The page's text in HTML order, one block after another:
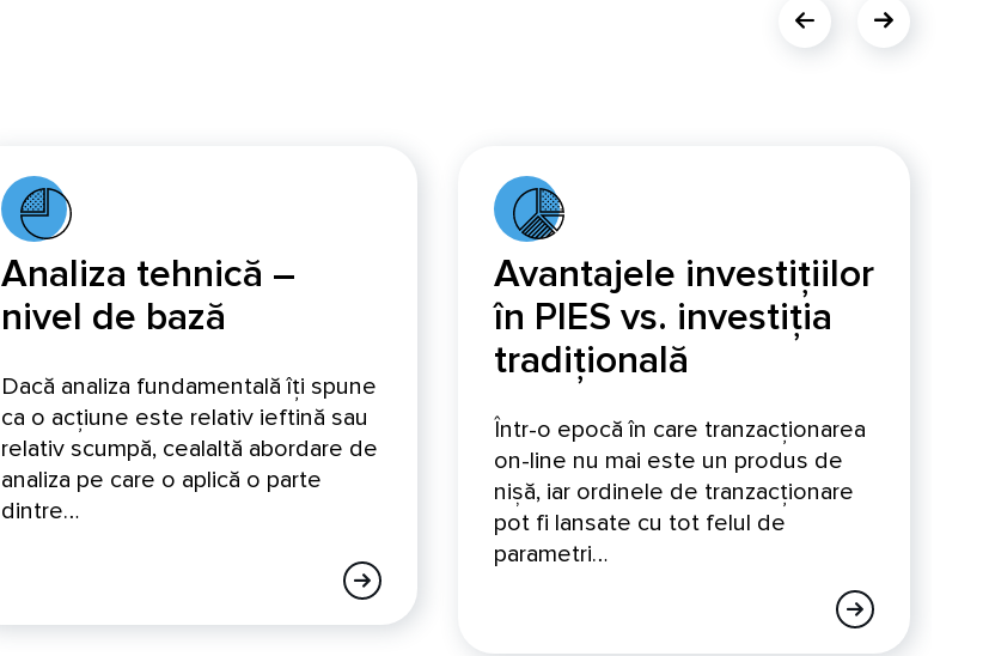
Analiza tehnică –
nivel de bază
Dacă analiza fundamentală îți spune
ca o acțiune este relativ ieftină sau
relativ scumpă, cealaltă abordare de
analiza pe care o aplică o parte
dintre…
Avantajele investițiilor
în PIES vs. investiția
tradițională
Într-o epocă în care tranzacționarea
on-line nu mai este un produs de
nișă, iar ordinele de tranzacționare
pot fi lansate cu tot felul de
parametri…